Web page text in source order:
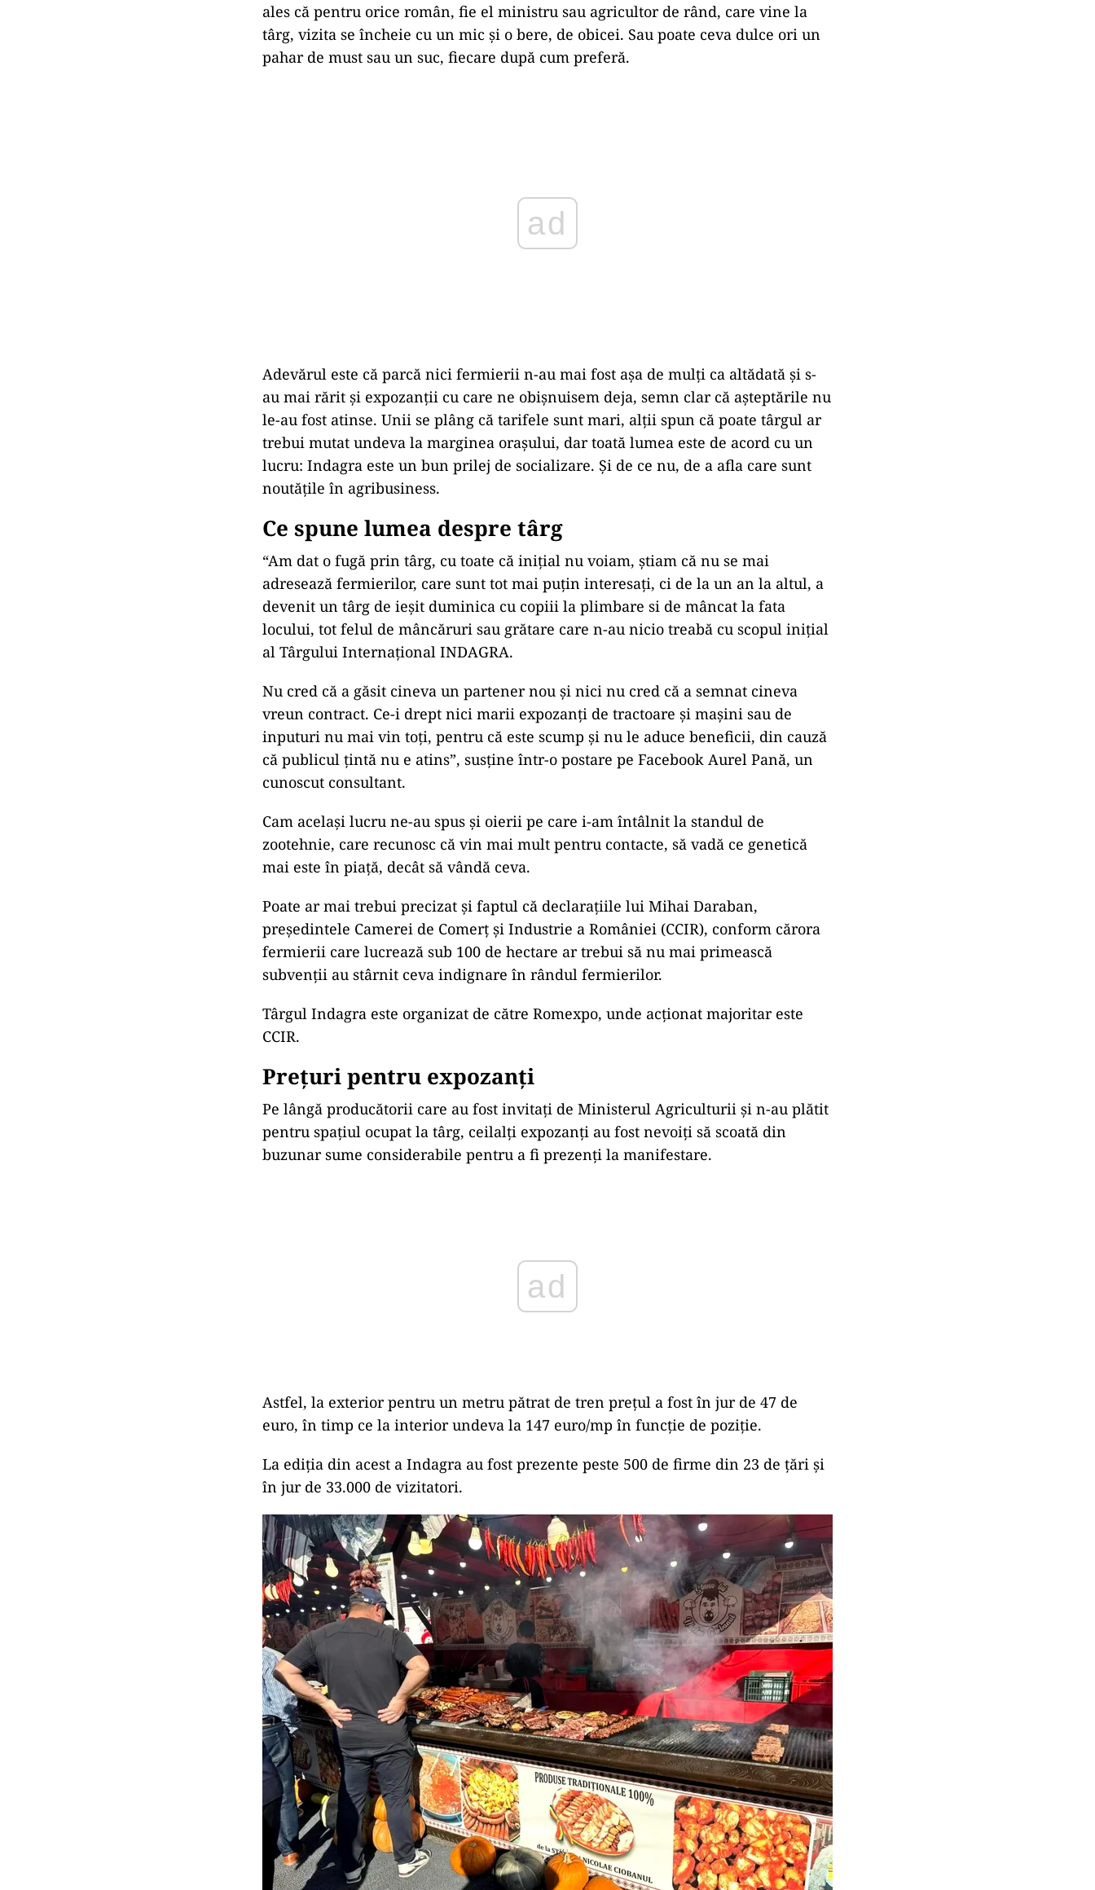
ales că pentru orice român, fie el ministru sau agricultor de rând, care vine la
târg, vizita se încheie cu un mic și o bere, de obicei. Sau poate ceva dulce ori un
pahar de must sau un suc, fiecare după cum preferă.
Adevărul este că parcă nici fermierii n-au mai fost așa de mulți ca altădată și s-
au mai rărit și expozanții cu care ne obișnuisem deja, semn clar că așteptările nu
le-au fost atinse. Unii se plâng că tarifele sunt mari, alții spun că poate târgul ar
trebui mutat undeva la marginea orașului, dar toată lumea este de acord cu un
lucru: Indagra este un bun prilej de socializare. Și de ce nu, de a afla care sunt
noutățile în agribusiness.
Ce spune lumea despre târg
“Am dat o fugă prin târg, cu toate că inițial nu voiam, știam că nu se mai
adresează fermierilor, care sunt tot mai puțin interesați, ci de la un an la altul, a
devenit un târg de ieșit duminica cu copiii la plimbare si de mâncat la fata
locului, tot felul de mâncăruri sau grătare care n-au nicio treabă cu scopul inițial
al Târgului Internațional INDAGRA.
Nu cred că a găsit cineva un partener nou și nici nu cred că a semnat cineva
vreun contract. Ce-i drept nici marii expozanți de tractoare și mașini sau de
inputuri nu mai vin toți, pentru că este scump și nu le aduce beneficii, din cauză
că publicul țintă nu e atins”, susține într-o postare pe Facebook Aurel Pană, un
cunoscut consultant.
Cam același lucru ne-au spus și oierii pe care i-am întâlnit la standul de
zootehnie, care recunosc că vin mai mult pentru contacte, să vadă ce genetică
mai este în piață, decât să vândă ceva.
Poate ar mai trebui precizat și faptul că declarațiile lui Mihai Daraban,
președintele Camerei de Comerţ şi Industrie a României (CCIR), conform cărora
fermierii care lucrează sub 100 de hectare ar trebui să nu mai primească
subvenții au stârnit ceva indignare în rândul fermierilor.
Târgul Indagra este organizat de către Romexpo, unde acționat majoritar este
CCIR.
Prețuri pentru expozanți
Pe lângă producătorii care au fost invitați de Ministerul Agriculturii și n-au plătit
pentru spațiul ocupat la târg, ceilalți expozanți au fost nevoiți să scoată din
buzunar sume considerabile pentru a fi prezenți la manifestare.
ad
Astfel, la exterior pentru un metru pătrat de tren prețul a fost în jur de 47 de
euro, în timp ce la interior undeva la 147 euro/mp în funcție de poziție.
La ediția din acest a Indagra au fost prezente peste 500 de firme din 23 de țări și
în jur de 33.000 de vizitatori.